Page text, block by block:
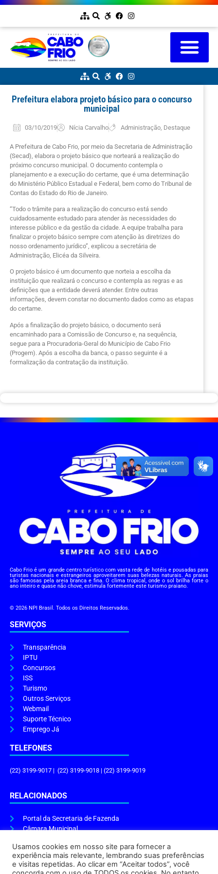
Prefeitura elabora projeto básico para o concurso
municipal
03/10/2019 Nícia Carvalho Administração, Destaque
A Prefeitura de Cabo Frio, por meio da Secretaria de Administração
(Secad), elabora o projeto básico que norteará a realização do
próximo concurso municipal. O documento contempla o
planejamento e a execução do certame, que é uma determinação
do Ministério Público Estadual e Federal, bem como do Tribunal de
Contas do Estado do Rio de Janeiro.
“Todo o trâmite para a realização do concurso está sendo
cuidadosamente estudado para atender às necessidades do
interesse público e da gestão da cidade. A equipe trabalha para
finalizar o projeto básico sempre com atenção às diretrizes do
nosso ordenamento jurídico”, explicou a secretária de
Administração, Elicéa da Silveira.
O projeto básico é um documento que norteia a escolha da
instituição que realizará o concurso e contempla as regras e as
definições que a entidade deverá atender. Entre outras
informações, devem constar no documento dados como as etapas
do certame.
Após a finalização do projeto básico, o documento será
encaminhado para a Comissão de Concurso e, na sequência,
segue para a Procuradoria-Geral do Município de Cabo Frio
(Progem). Após a escolha da banca, o passo seguinte é a
formalização da contratação da instituição.
Cabo Frio é um grande centro turístico com vasta rede de hotéis e pousadas para
turistas nacionais e estrangeiros aproveitarem suas belezas naturais. As praias
são famosas pela areia branca e fina. O clima tropical, onde o sol brilha forte o
ano inteiro e quase não chove, estimula fortemente este turismo praiano.
© 2026 NPI Brasil. Todos os Direitos Reservados.
SERVIÇOS
Transparência
IPTU
Concursos
ISS
Turismo
Outros Serviços
Webmail
Suporte Técnico
Emprego Já
TELEFONES
(22) 3199-9017 | (22) 3199-9018 | (22) 3199-9019
RELACIONADOS
Portal da Secretaria de Fazenda
Câmara Municipal
ENDEREÇO E HORÁRIO
Usamos cookies em nosso site para fornecer a
experiência mais relevante, lembrando suas preferências
e visitas repetidas. Ao clicar em “Aceitar todos”, você